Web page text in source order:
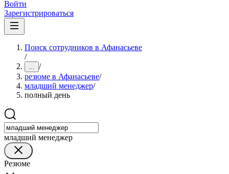
Войти
Зарегистрироваться
Поиск сотрудников в Афанасьеве
/
... /
резюме в Афанасьеве/
младший менеджер/
полный день
младший менеджер
Резюме